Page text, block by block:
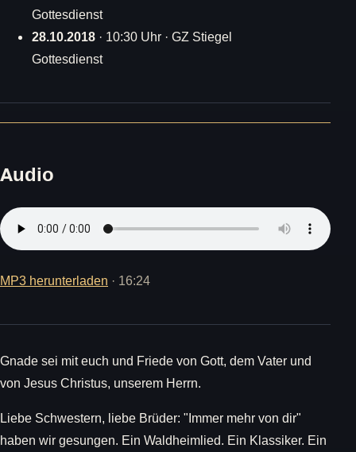
Gottesdienst
28.10.2018 · 10:30 Uhr · GZ Stiegel
Gottesdienst
Audio
MP3 herunterladen · 16:24
Gnade sei mit euch und Friede von Gott, dem Vater und
von Jesus Christus, unserem Herrn.
Liebe Schwestern, liebe Brüder: "Immer mehr von dir"
haben wir gesungen. Ein Waldheimlied. Ein Klassiker. Ein